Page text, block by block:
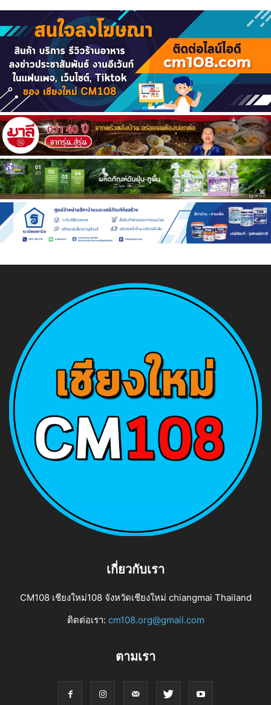
เกี่ยวกับเรา
CM108 เชียงใหม่108 จังหวัดเชียงใหม่ chiangmai Thailand
ติดต่อเรา: cm108.org@gmail.com
ตามเรา